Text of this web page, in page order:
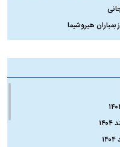
هیروشیما